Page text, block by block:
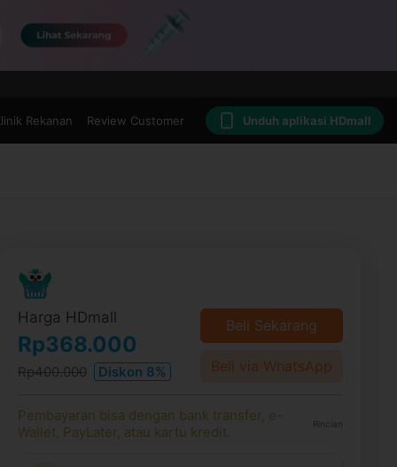
Rekanan Review Customer Unduh aplikasi HDmall
Harga HDmall
Rp368.000
Rp400.000 Diskon 8%
Beli Sekarang
Beli via WhatsApp
Pembayaran bisa dengan bank transfer, e-
Wallet, PayLater, atau kartu kredit.
Rincian